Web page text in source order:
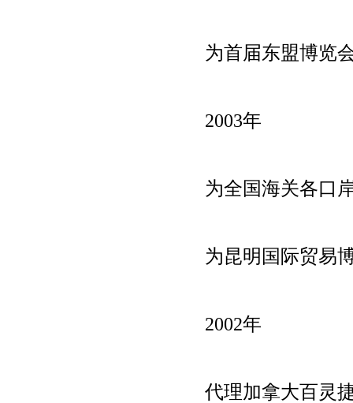
为首届东盟博览
2003年
为全国海关各口
为昆明国际贸易
2002年
代理加拿大百灵